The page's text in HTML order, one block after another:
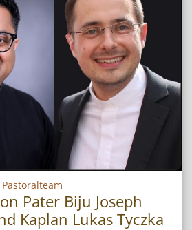
Pater Biju Joseph
Kaplan Lukas Tyczka